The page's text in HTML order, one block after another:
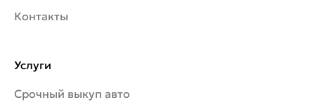
Контакты
Услуги
Срочный выкуп авто